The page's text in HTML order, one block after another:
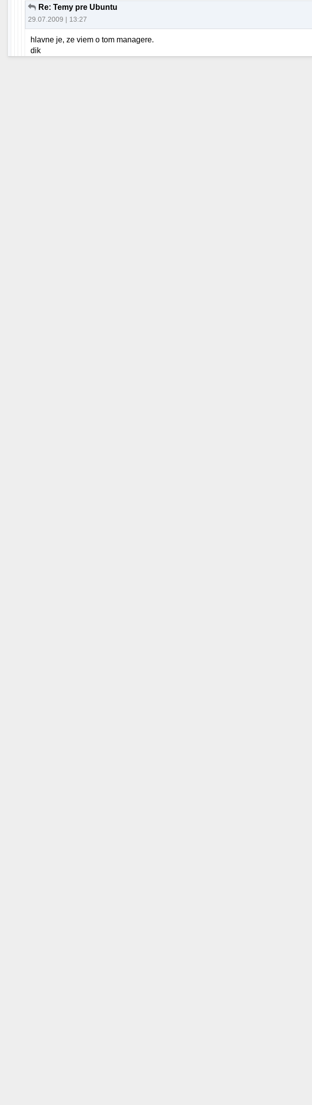
Re: Temy pre Ubuntu
29.07.2009 | 13:27
hlavne je, ze viem o tom managere.
dik